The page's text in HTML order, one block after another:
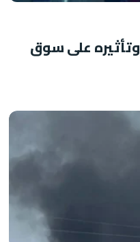
إغلاق منصة BitMEX وتأثيره على سوق